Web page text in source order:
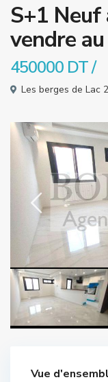
S+1 Neuf
vendre au
450000 DT/
Les berges de Lac 2
Vue